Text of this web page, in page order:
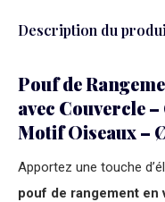
Description du
Pouf de
avec Couvercle
Motif Oiseaux –
Apportez une touche
pouf de rangement en